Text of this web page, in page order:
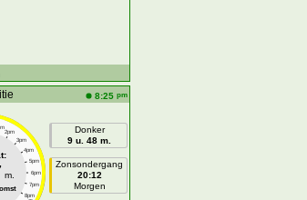
8:25 pm
2pm
3pm
4pm
5pm
6pm
7pm
8pm
m.
Donker
9 u. 48 m.
Zonsondergang
20:12
Morgen